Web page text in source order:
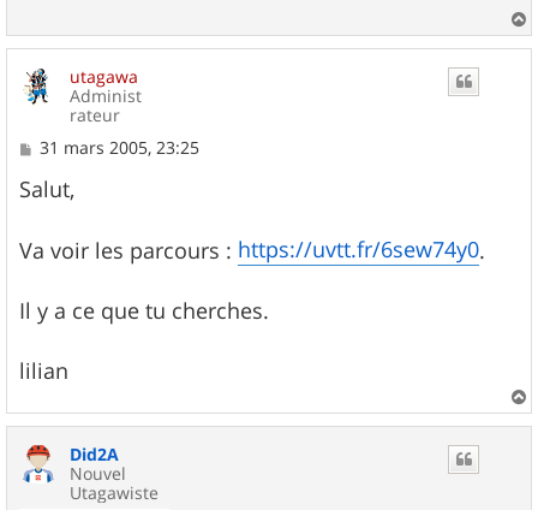
a
utagawa
Administ
rateur
M
s
s
g
e
31 mars 2005, 23:25
Salut,
Va voir les parcours : https://uvtt.fr/6sew74y0.
Il y a ce que tu cherches.
lilian
a
Did2A
Nouvel
Utagawiste